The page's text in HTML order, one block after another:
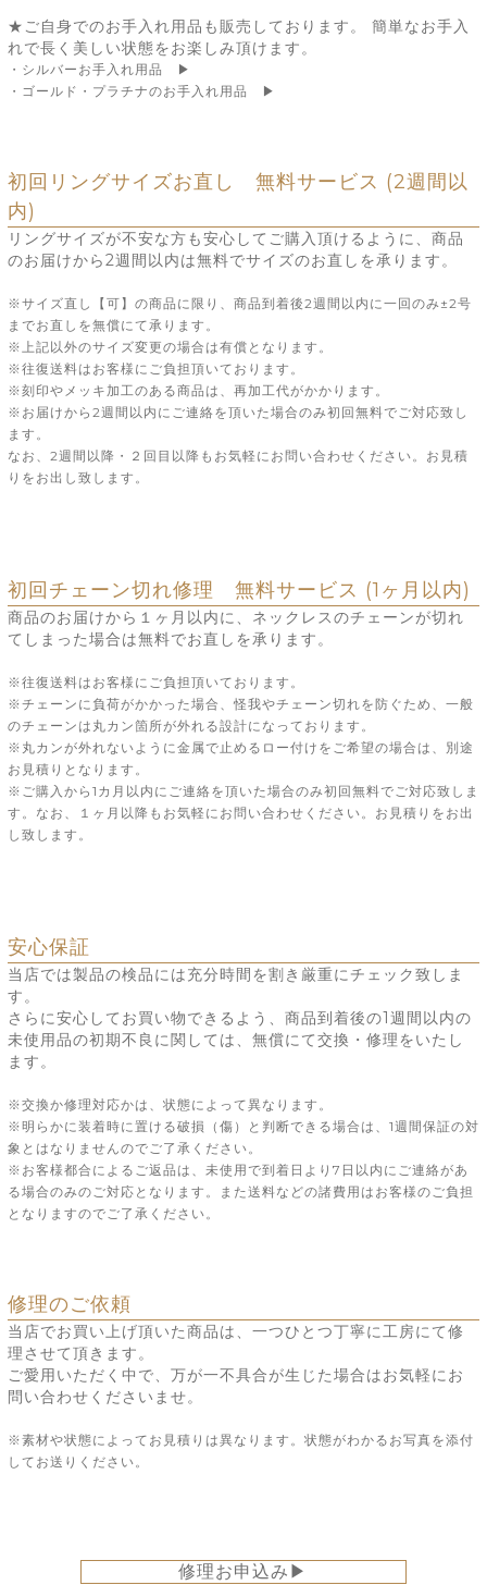
★ご自身でのお手入れ用品も販売しております。 簡単なお手入
れで長く美しい状態をお楽しみ頂けます。
・シルバーお手入れ用品 ▶
・ゴールド・プラチナのお手入れ用品 ▶
初回リングサイズお直し 無料サービス (2週間以
内)
リングサイズが不安な方も安心してご購入頂けるように、商品
のお届けから2週間以内は無料でサイズのお直しを承ります。
※サイズ直し【可】の商品に限り、商品到着後2週間以内に一回のみ±2号
までお直しを無償にて承ります。
※上記以外のサイズ変更の場合は有償となります。
※往復送料はお客様にご負担頂いております。
※刻印やメッキ加工のある商品は、再加工代がかかります。
※お届けから2週間以内にご連絡を頂いた場合のみ初回無料でご対応致し
ます。
なお、2週間以降・２回目以降もお気軽にお問い合わせください。お見積
りをお出し致します。
初回チェーン切れ修理 無料サービス (1ヶ月以内)
商品のお届けから１ヶ月以内に、ネックレスのチェーンが切れ
てしまった場合は無料でお直しを承ります。
※往復送料はお客様にご負担頂いております。
※チェーンに負荷がかかった場合、怪我やチェーン切れを防ぐため、一般
のチェーンは丸カン箇所が外れる設計になっております。
※丸カンが外れないように金属で止めるロー付けをご希望の場合は、別途
お見積りとなります。
※ご購入から1カ月以内にご連絡を頂いた場合のみ初回無料でご対応致しま
す。なお、１ヶ月以降もお気軽にお問い合わせください。お見積りをお出
し致します。
安心保証
当店では製品の検品には充分時間を割き厳重にチェック致しま
す。
さらに安心してお買い物できるよう、商品到着後の1週間以内の
未使用品の初期不良に関しては、無償にて交換・修理をいたし
ます。
※交換か修理対応かは、状態によって異なります。
※明らかに装着時に置ける破損（傷）と判断できる場合は、1週間保証の対
象とはなりませんのでご了承ください。
※お客様都合によるご返品は、未使用で到着日より7日以内にご連絡があ
る場合のみのご対応となります。また送料などの諸費用はお客様のご負担
となりますのでご了承ください。
修理のご依頼
当店でお買い上げ頂いた商品は、一つひとつ丁寧に工房にて修
理させて頂きます。
ご愛用いただく中で、万が一不具合が生じた場合はお気軽にお
問い合わせくださいませ。
※素材や状態によってお見積りは異なります。状態がわかるお写真を添付
してお送りください。
修理お申込み▶